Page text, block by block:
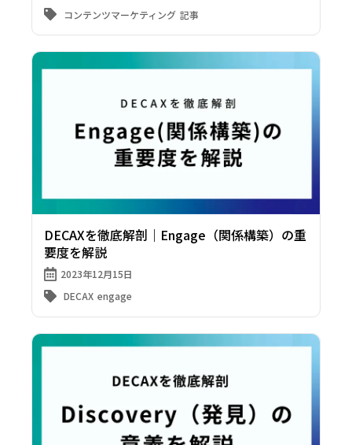
コンテンツマーケティング 記事
DECAXを徹底解剖｜Engage（関係構築）の重
要度を解説
2023年12月15日
DECAX engage